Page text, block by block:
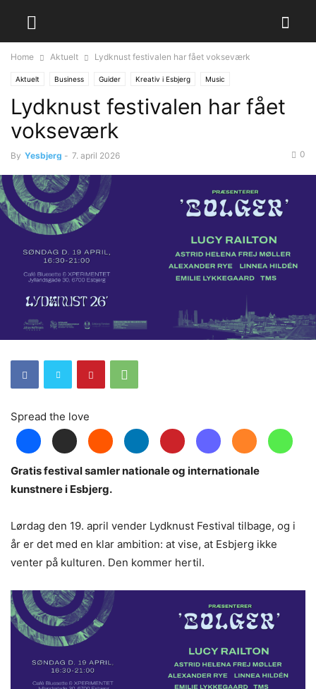
Home Aktuelt Lydknust festivalen har fået vokseværk
Aktuelt Business Guider Kreativ i Esbjerg Music
Lydknust festivalen har fået
vokseværk
By Yesbjerg - 7. april 2026 0
Spread the love
Gratis festival samler nationale og internationale
kunstnere i Esbjerg.
Lørdag den 19. april vender Lydknust Festival tilbage, og i
år er det med en klar ambition: at vise, at Esbjerg ikke
venter på kulturen. Den kommer hertil.